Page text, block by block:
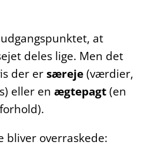
at
deles lige. Men det
der ersæreje(værdier,
eller enægtepagt(en
bliver overraskede: